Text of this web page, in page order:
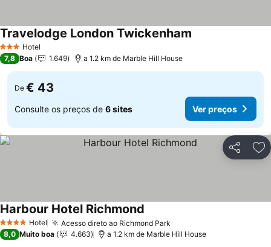
3 EstrelasHotel
Travelodge London Twickenham
7,8 Boa 1.649 a 1.2 km de Marble Hill House
De € 43
Consulte os preços de 6 sites Ver preços
Partilhar
4 EstrelasHotel Acesso direto ao Richmond Park
Harbour Hotel Richmond
8,0 Muito boa 4.663 a 1.2 km de Marble Hill House